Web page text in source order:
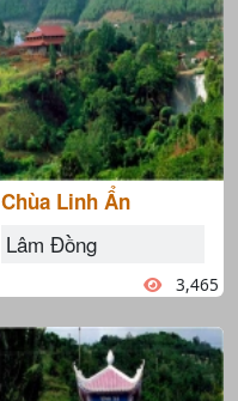
Chùa Linh Ẩn
Lâm Đồng
3,465